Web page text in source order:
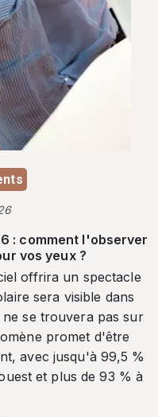
: comment l'observer
vos yeux ?
offrira un spectacle
sera visible dans
se trouvera pas sur
promet d'être
avec jusqu'à 99,5 %
et plus de 93 % à